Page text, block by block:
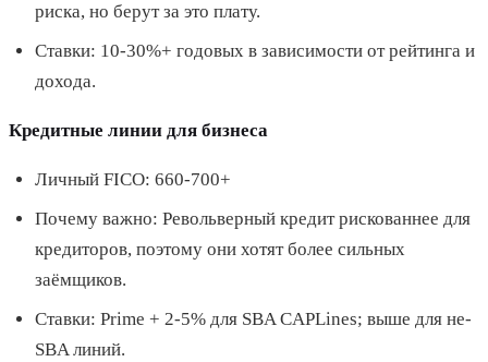
риска, но берут за это плату.
Ставки: 10-30%+ годовых в зависимости от рейтинга и
дохода.
Кредитные линии для бизнеса
Личный FICO: 660-700+
Почему важно: Револьверный кредит рискованнее для
кредиторов, поэтому они хотят более сильных
заёмщиков.
Ставки: Prime + 2-5% для SBA CAPLines; выше для не-
SBA линий.